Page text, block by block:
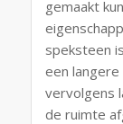
gemaakt
speksteen
een
vervolgens
de ruimte